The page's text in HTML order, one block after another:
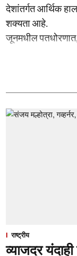
देशांतर्गत आर्थिक
शक्यता आहे.
जूनमधील
राष्ट्रीय
व्याजदर